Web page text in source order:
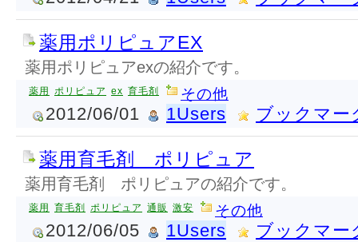
薬用ポリピュアEX
薬用ポリピュアexの紹介です。
薬用 ポリピュア ex 育毛剤 その他
2012/06/01 1Users ブックマー
薬用育毛剤 ポリピュア
薬用育毛剤 ポリピュアの紹介です。
薬用 育毛剤 ポリピュア 通販 激安 その他
2012/06/05 1Users ブックマー